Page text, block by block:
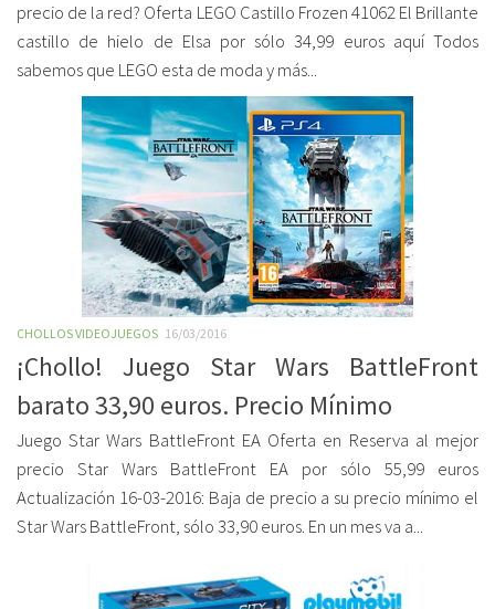
precio de la red? Oferta LEGO Castillo Frozen 41062 El Brillante
castillo de hielo de Elsa por sólo 34,99 euros aquí Todos
sabemos que LEGO esta de moda y más...
CHOLLOS VIDEOJUEGOS 16/03/2016
¡Chollo! Juego Star Wars BattleFront
barato 33,90 euros. Precio Mínimo
Juego Star Wars BattleFront EA Oferta en Reserva al mejor
precio Star Wars BattleFront EA por sólo 55,99 euros
Actualización 16-03-2016: Baja de precio a su precio mínimo el
Star Wars BattleFront, sólo 33,90 euros. En un mes va a...